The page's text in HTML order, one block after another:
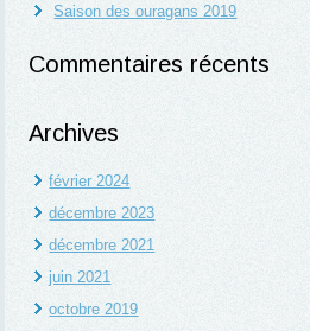
Saison des ouragans 2019
Commentaires récents
Archives
février 2024
décembre 2023
décembre 2021
juin 2021
octobre 2019